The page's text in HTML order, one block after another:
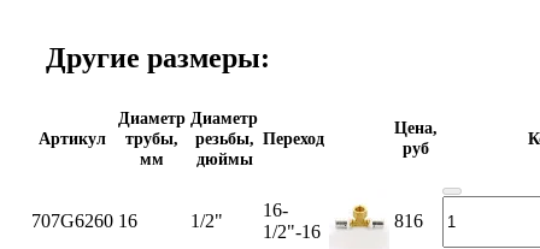
Другие размеры:
Артикул
Диаметр
трубы,
мм
Диаметр
резьбы,
дюймы
Переход
Цена,
руб
707G6260 16 1/2"
16-
1/2"-16
816